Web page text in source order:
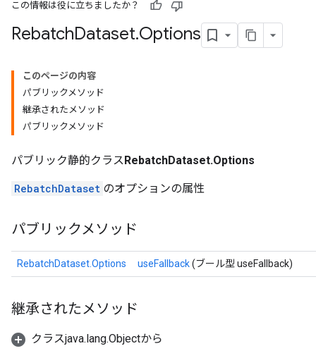
この情報は役に立ちましたか？
RebatchDataset.Options
このページの内容
パブリックメソッド
継承されたメソッド
パブリックメソッド
パブリック静的クラスRebatchDataset.Options
RebatchDataset のオプションの属性
パブリックメソッド
RebatchDataset.Options useFallback(ブール型 useFallback)
継承されたメソッド
クラスjava.lang.Objectから